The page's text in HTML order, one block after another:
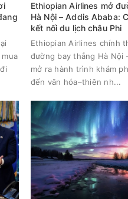
Ethiopian Airlines mở
Hà Nội – Addis Ababa:
kết nối du lịch châu Phi
Ethiopian Airlines chính
đường bay thẳng Hà Nội
mở ra hành trình khám
đến văn hóa–thiên nh...